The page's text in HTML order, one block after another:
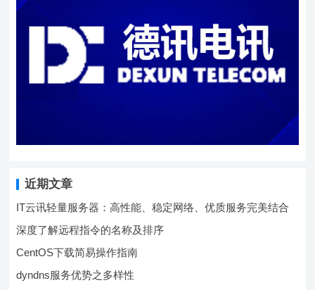
近期文章
IT云讯轻量服务器：高性能、稳定网络、优质服务完美结合
深度了解远程指令的名称及排序
CentOS下载简易操作指南
dyndns服务优势之多样性